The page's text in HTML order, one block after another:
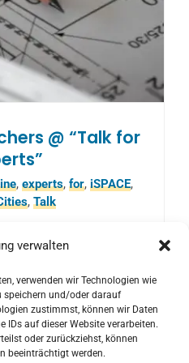
verwalten
verwenden wir Technologien wie
speichern und/oder darauf
zustimmst, können wir Daten
IDs auf dieser Website verarbeiten.
oder zurückziehst, können
beeinträchtigt werden.
@ “Talk for
, experts, for, iSPACE,
, Talk
"Smart Building",
presented by iSPACE